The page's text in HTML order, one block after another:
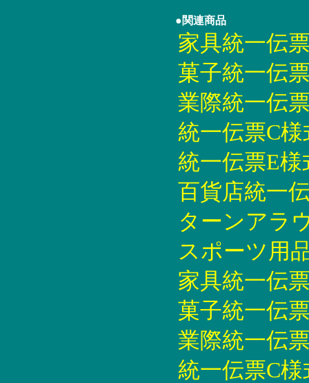
●関連商品
家具統一伝
菓子統一伝
業際統一伝
統一伝票C様
統一伝票E様
百貨店統一
ターンアラ
スポーツ用
家具統一伝
菓子統一伝
業際統一伝
統一伝票C様